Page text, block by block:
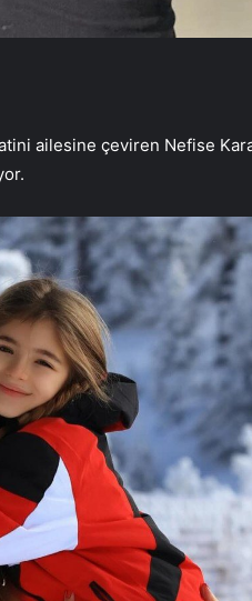
ailesine çeviren Nefise